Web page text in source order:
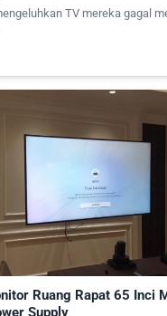
TV mereka gagal
Ruang Rapat 65 Inci
Supply